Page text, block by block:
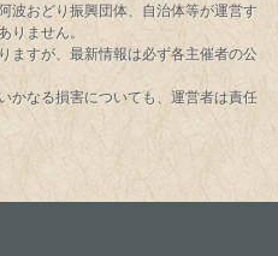
波おどり振興団体、自治体等が運営す
りません。
ますが、最新情報は必ず各主催者の公
かなる損害についても、運営者は責任